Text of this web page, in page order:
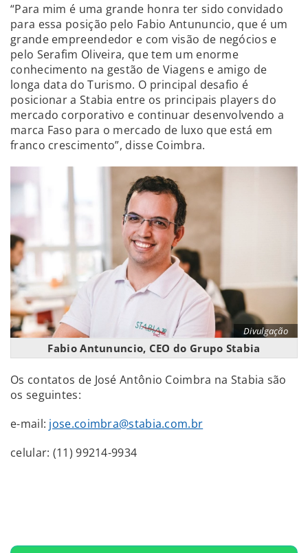
“Para mim é uma grande honra ter sido convidado
para essa posição pelo Fabio Antununcio, que é um
grande empreendedor e com visão de negócios e
pelo Serafim Oliveira, que tem um enorme
conhecimento na gestão de Viagens e amigo de
longa data do Turismo. O principal desafio é
posicionar a Stabia entre os principais players do
mercado corporativo e continuar desenvolvendo a
marca Faso para o mercado de luxo que está em
franco crescimento”, disse Coimbra.
Divulgação
Fabio Antununcio, CEO do Grupo Stabia
Os contatos de José Antônio Coimbra na Stabia são
os seguintes:
e-mail: jose.coimbra@stabia.com.br
celular: (11) 99214-9934